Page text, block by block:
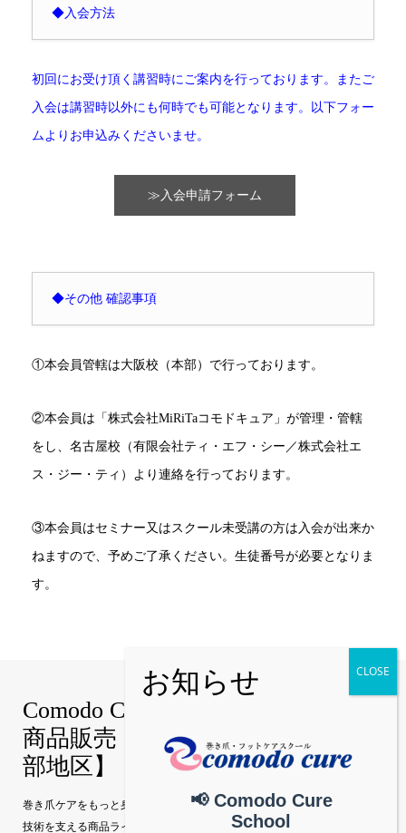
◆入会方法
初回にお受け頂く講習時にご案内を行っております。またご
入会は講習時以外にも何時でも可能となります。以下フォー
ムよりお申込みくださいませ。
≫入会申請フォーム
◆その他 確認事項
①本会員管轄は大阪校（本部）で行っております。
②本会員は「株式会社MiRiTaコモドキュア」が管理・管轄
をし、名古屋校（有限会社ティ・エフ・シー／株式会社エ
ス・ジー・ティ）より連絡を行っております。
③本会員はセミナー又はスクール未受講の方は入会が出来か
ねますので、予めご了承ください。生徒番号が必要となりま
す。
Comodo Cure｜巻き爪補正技術・
商品販売【真和グループ公式│中
部地区】
巻き爪ケアをもっと身近に。 Comodo Cure（コモドキュア）の特許補正
技術を支える商品ラインナップを、真和グループ公式サイトから直接お届
📢 Comodo Cure
School